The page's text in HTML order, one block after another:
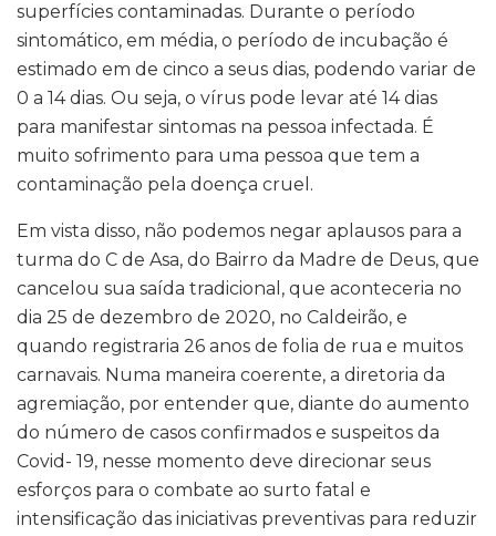
superfícies contaminadas. Durante o período
sintomático, em média, o período de incubação é
estimado em de cinco a seus dias, podendo variar de
0 a 14 dias. Ou seja, o vírus pode levar até 14 dias
para manifestar sintomas na pessoa infectada. É
muito sofrimento para uma pessoa que tem a
contaminação pela doença cruel.
Em vista disso, não podemos negar aplausos para a
turma do C de Asa, do Bairro da Madre de Deus, que
cancelou sua saída tradicional, que aconteceria no
dia 25 de dezembro de 2020, no Caldeirão, e
quando registraria 26 anos de folia de rua e muitos
carnavais. Numa maneira coerente, a diretoria da
agremiação, por entender que, diante do aumento
do número de casos confirmados e suspeitos da
Covid- 19, nesse momento deve direcionar seus
esforços para o combate ao surto fatal e
intensificação das iniciativas preventivas para reduzir